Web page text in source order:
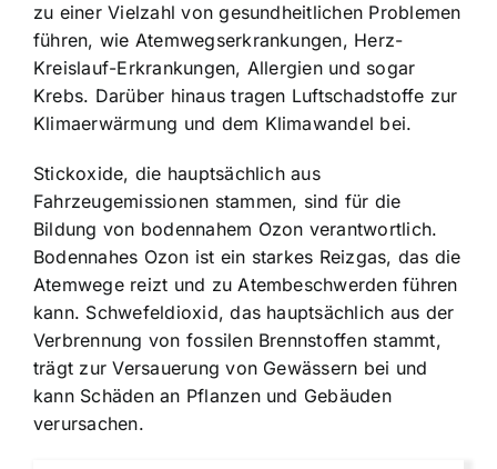
zu einer Vielzahl von gesundheitlichen Problemen
führen, wie Atemwegserkrankungen, Herz-
Kreislauf-Erkrankungen, Allergien und sogar
Krebs. Darüber hinaus tragen Luftschadstoffe zur
Klimaerwärmung und dem Klimawandel bei.
Stickoxide, die hauptsächlich aus
Fahrzeugemissionen stammen, sind für die
Bildung von bodennahem Ozon verantwortlich.
Bodennahes Ozon ist ein starkes Reizgas, das die
Atemwege reizt und zu Atembeschwerden führen
kann. Schwefeldioxid, das hauptsächlich aus der
Verbrennung von fossilen Brennstoffen stammt,
trägt zur Versauerung von Gewässern bei und
kann Schäden an Pflanzen und Gebäuden
verursachen.